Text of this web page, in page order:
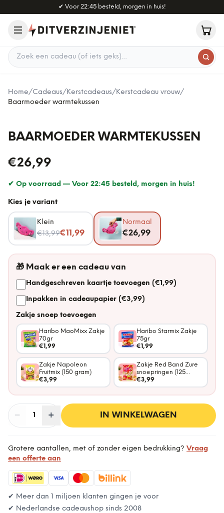
Naar hoofdinhoud
✔ Voor 22:45 besteld, morgen in huis!
Zoek een cadeau
Home/Cadeaus/Kerstcadeaus/Kerstcadeau vrouw/
Baarmoeder warmtekussen
BAARMOEDER WARMTEKUSSEN
€26,99
✔ Op voorraad — Voor 22:45 besteld, morgen in huis!
Kies je variant
Klein
€13,99
Nu voor€11,99
Normaal
€26,99
🎁 Maak er een cadeau van
Handgeschreven kaartje toevoegen (€1,99)
Inpakken in cadeaupapier (€3,99)
Zakje snoep toevoegen
Haribo MaoMixx Zakje
70gr
€1,99
Haribo Starmix Zakje
75gr
€1,99
Zakje Napoleon
Fruitmix (150 gram)
€3,99
Zakje Red Band Zure
snoepringen (125
gram)
€3,99
− Aantal
1 + IN WINKELWAGEN
Grotere aantallen, met of zonder eigen bedrukking? Vraag
een offerte aan
✔ Meer dan 1 miljoen klanten gingen je voor
✔ Nederlandse cadeaushop sinds 2008